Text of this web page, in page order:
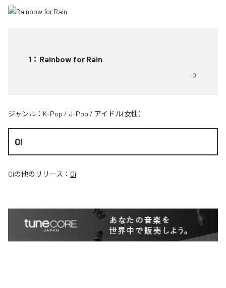
1 ： Rainbow for Rain
Oi
ジャンル： K-Pop / J-Pop / アイドル(女性)
Oi
Oiの他のリリース： Oi